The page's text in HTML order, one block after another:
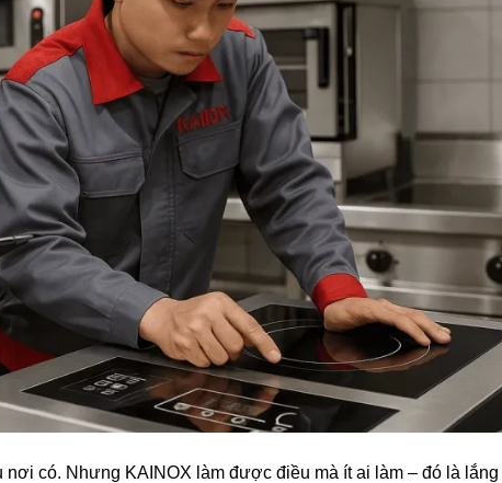
nơi có. Nhưng KAINOX làm được điều mà ít ai làm – đó là